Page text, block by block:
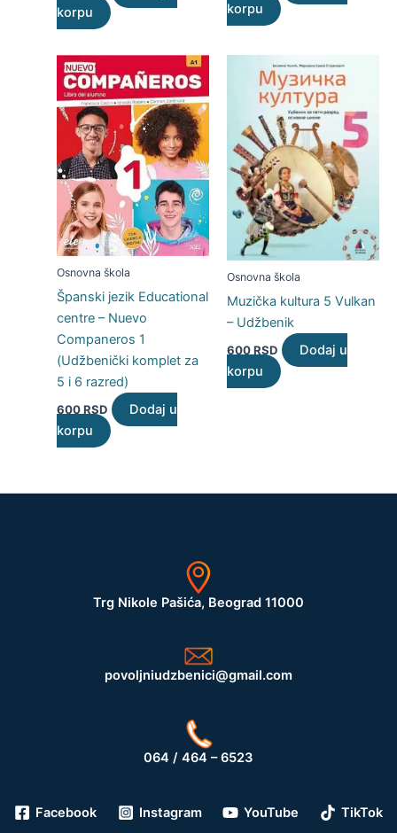
korpu
korpu
Osnovna škola
Španski jezik Educational
centre – Nuevo
Companeros 1
(Udžbenički komplet za
5 i 6 razred)
600RSD
Dodaj u
korpu
Osnovna škola
Muzička kultura 5 Vulkan
– Udžbenik
600RSD
Dodaj u
korpu
Trg Nikole Pašića, Beograd 11000
povoljniudzbenici@gmail.com
064 / 464 – 6523
Facebook Instagram YouTube TikTok